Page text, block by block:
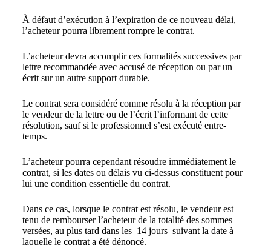
À défaut d’exécution à l’expiration de ce nouveau délai,
l’acheteur pourra librement rompre le contrat.
L’acheteur devra accomplir ces formalités successives par
lettre recommandée avec accusé de réception ou par un
écrit sur un autre support durable.
Le contrat sera considéré comme résolu à la réception par
le vendeur de la lettre ou de l’écrit l’informant de cette
résolution, sauf si le professionnel s’est exécuté entre-
temps.
L’acheteur pourra cependant résoudre immédiatement le
contrat, si les dates ou délais vu ci-dessus constituent pour
lui une condition essentielle du contrat.
Dans ce cas, lorsque le contrat est résolu, le vendeur est
tenu de rembourser l’acheteur de la totalité des sommes
versées, au plus tard dans les 14 jours suivant la date à
laquelle le contrat a été dénoncé.